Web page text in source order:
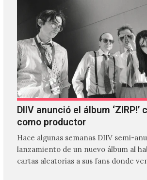
DIIV anunció el álbum ‘ZIRP!’
como productor
Hace algunas semanas DIIV semi-
lanzamiento de un nuevo álbum al
cartas aleatorias a sus fans donde